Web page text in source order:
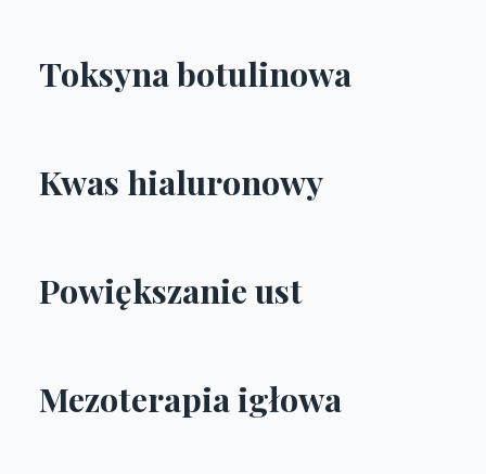
Toksyna botulinowa
Kwas hialuronowy
Powiększanie ust
Mezoterapia igłowa